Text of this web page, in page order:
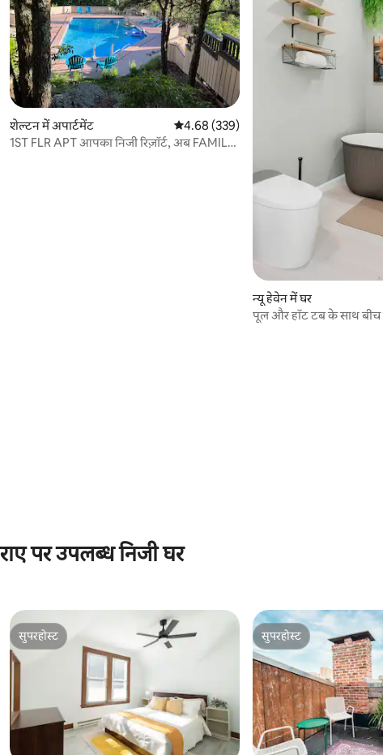
से 4.88, 74 समीक्षाएँ
शेल्टन में अपार्टमेंट औसत रेटिंग 5 में से 4.68, 339 समीक्षाएँ
4.68 (339)
1ST FLR APT आपका निजी रिज़ॉर्ट, अब FAMILY
न्यू हेवेन में घर
पूल और हॉट टब के साथ बीच
पर उपलब्ध निजी घर
सुपरहोस्ट
सुपरहोस्ट
सुपरहोस्ट
सुपरहोस्ट